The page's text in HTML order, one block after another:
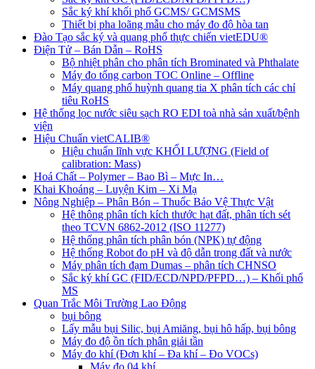
Sắc ký khí khối phổ GCMS/ GCMSMS
Thiết bị pha loãng mẫu cho máy đo độ hòa tan
Đào Tạo sắc ký và quang phổ thực chiến vietEDU®
Điện Tử – Bán Dẫn – RoHS
Bộ nhiệt phân cho phân tích Brominated và Phthalate
Máy đo tổng carbon TOC Online – Offline
Máy quang phổ huỳnh quang tia X phân tích các chỉ
tiêu RoHS
Hệ thống lọc nước siêu sạch RO EDI​​ toà nhà sản xuất/bệnh
viện
Hiệu Chuẩn vietCALIB®
Hiệu chuẩn lĩnh vực KHỐI LƯỢNG (Field of
calibration: Mass)
Hoá Chất – Polymer – Bao Bì – Mực In…
Khai Khoáng – Luyện Kim – Xi Mạ
Nông Nghiệp – Phân Bón – Thuốc Bảo Vệ Thực Vật
Hệ thông phân tích kích thước hạt đất, phân tích sét
theo TCVN 6862-2012 (ISO 11277)
Hệ thống phân tích phân bón (NPK) tự động
Hệ thống Robot đo pH và độ dẫn trong đất và nước
Máy phân tích đạm Dumas – phân tích CHNSO
Sắc ký khí GC (FID/ECD/NPD/PFPD…) – Khối phổ
MS
Quan Trắc Môi Trường Lao Động
bụi bông
Lấy mẫu bụi Silic, bụi Amiăng, bụi hô hấp, bụi bông
Máy đo độ ồn tích phân giải tần
Máy đo khí (Đơn khí – Đa khí – Đo VOCs)
Máy đo 04 khí